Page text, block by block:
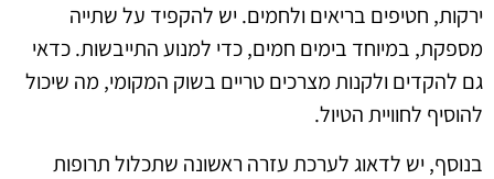
ירקות, חטיפים בריאים ולחמים. יש להקפיד על שתייה
מספקת, במיוחד בימים חמים, כדי למנוע התייבשות. כדאי
גם להקדים ולקנות מצרכים טריים בשוק המקומי, מה שיכול
להוסיף לחוויית הטיול.
בנוסף, יש לדאוג לערכת עזרה ראשונה שתכלול תרופות